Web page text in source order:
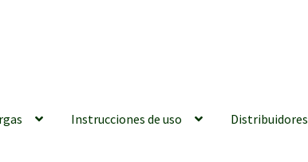
Instrucciones de uso Distribuidores